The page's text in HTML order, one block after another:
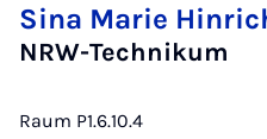
Sina Marie
NRW-Technikum
Raum P1.6.10.4